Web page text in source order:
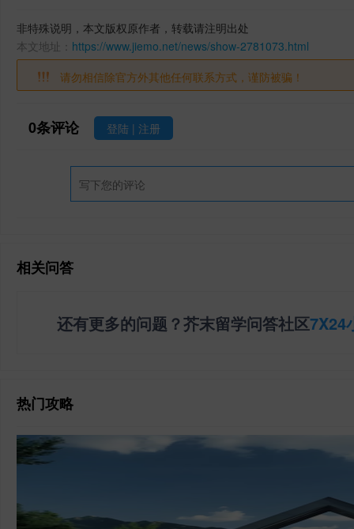
非特殊说明，本文版权原作者，转载请注明出处
本文地址： https://www.jiemo.net/news/show-2781073.html
请勿相信除官方外其他任何联系方式，谨防被骗！
0条评论 登陆 | 注册
相关问答
还有更多的问题？芥末留学问答社区7X24
热门攻略